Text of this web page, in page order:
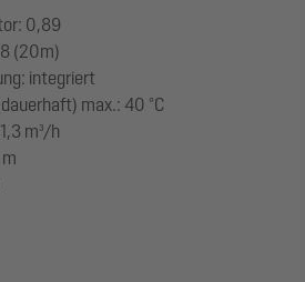
0,89
(20m)
integriert
max.: 40 °C
m³/h